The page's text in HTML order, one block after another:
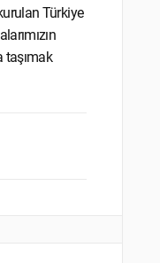
Türkiye
taşımak